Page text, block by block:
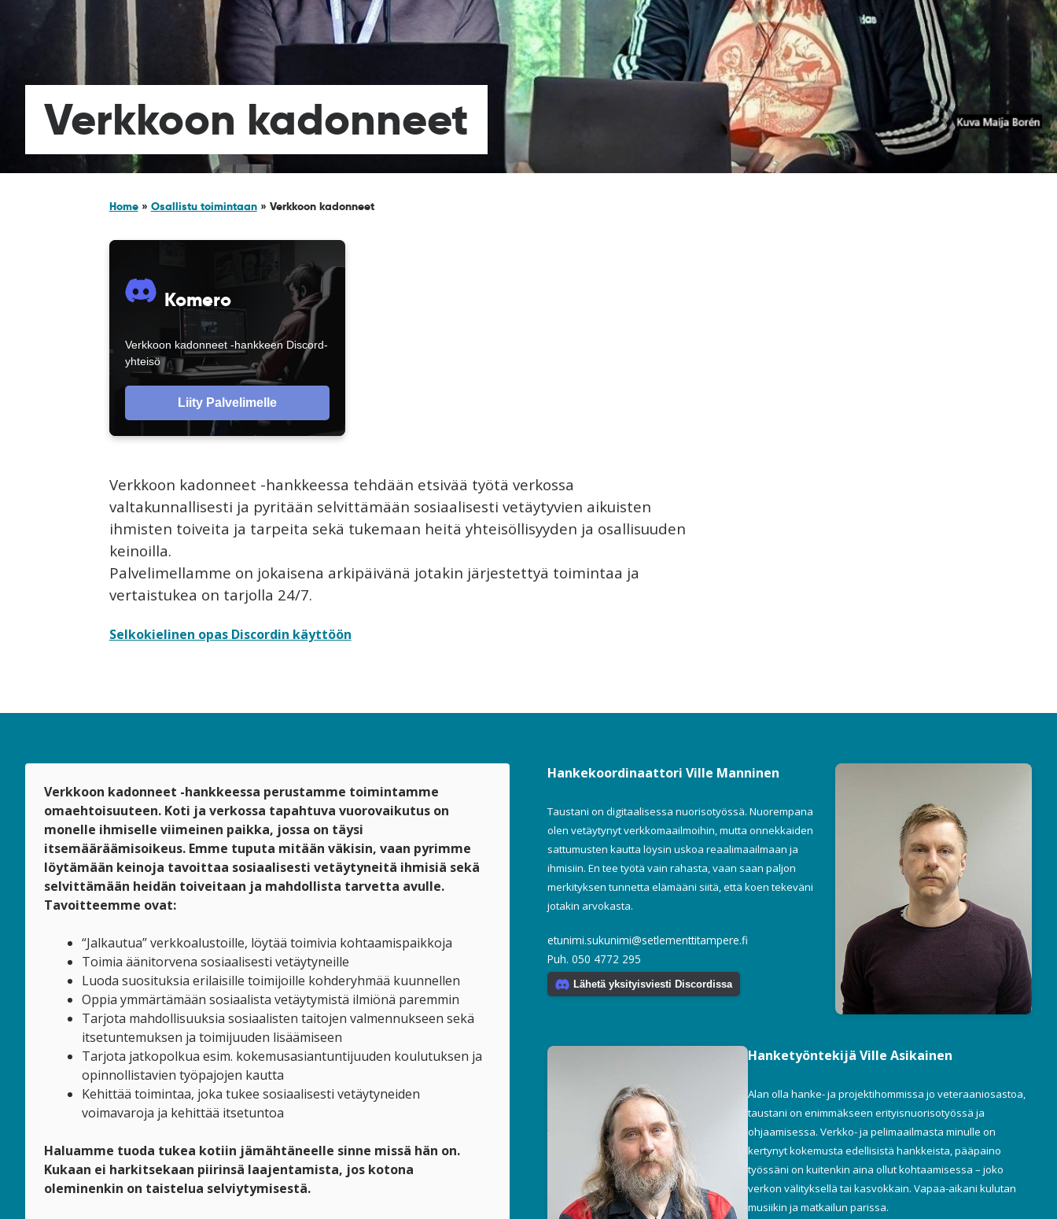
Verkkoon kadonneet
Home» Osallistu toimintaan» Verkkoon kadonneet
Komero
Verkkoon kadonneet -hankkeen Discord-
yhteisö
Liity Palvelimelle
Verkkoon kadonneet -hankkeessa tehdään etsivää työtä verkossa
valtakunnallisesti ja pyritään selvittämään sosiaalisesti vetäytyvien aikuisten
ihmisten toiveita ja tarpeita sekä tukemaan heitä yhteisöllisyyden ja osallisuuden
keinoilla.
Palvelimellamme on jokaisena arkipäivänä jotakin järjestettyä toimintaa ja
vertaistukea on tarjolla 24/7.
Selkokielinen opas Discordin käyttöön
Verkkoon kadonneet -hankkeessa perustamme toimintamme
omaehtoisuuteen. Koti ja verkossa tapahtuva vuorovaikutus on
monelle ihmiselle viimeinen paikka, jossa on täysi
itsemääräämisoikeus. Emme tuputa mitään väkisin, vaan pyrimme
löytämään keinoja tavoittaa sosiaalisesti vetäytyneitä ihmisiä sekä
selvittämään heidän toiveitaan ja mahdollista tarvetta avulle.
Tavoitteemme ovat:
“Jalkautua” verkkoalustoille, löytää toimivia kohtaamispaikkoja
Toimia äänitorvena sosiaalisesti vetäytyneille
Luoda suosituksia erilaisille toimijoille kohderyhmää kuunnellen
Oppia ymmärtämään sosiaalista vetäytymistä ilmiönä paremmin
Tarjota mahdollisuuksia sosiaalisten taitojen valmennukseen sekä
itsetuntemuksen ja toimijuuden lisäämiseen
Tarjota jatkopolkua esim. kokemusasiantuntijuuden koulutuksen ja
opinnollistavien työpajojen kautta
Kehittää toimintaa, joka tukee sosiaalisesti vetäytyneiden
voimavaroja ja kehittää itsetuntoa
Haluamme tuoda tukea kotiin jämähtäneelle sinne missä hän on.
Kukaan ei harkitsekaan piirinsä laajentamista, jos kotona
oleminenkin on taistelua selviytymisestä.
Hankekoordinaattori Ville Manninen
Taustani on digitaalisessa nuorisotyössä. Nuorempana
olen vetäytynyt verkkomaailmoihin, mutta onnekkaiden
sattumusten kautta löysin uskoa reaalimaailmaan ja
ihmisiin. En tee työtä vain rahasta, vaan saan paljon
merkityksen tunnetta elämääni siitä, että koen tekeväni
jotakin arvokasta.
etunimi.sukunimi@setlementtitampere.fi
Puh. 050 4772 295
Lähetä yksityisviesti Discordissa
Hanketyöntekijä Ville Asikainen
Alan olla hanke- ja projektihommissa jo veteraaniosastoa,
taustani on enimmäkseen erityisnuorisotyössä ja
ohjaamisessa. Verkko- ja pelimaailmasta minulle on
kertynyt kokemusta edellisistä hankkeista, pääpaino
työssäni on kuitenkin aina ollut kohtaamisessa – joko
verkon välityksellä tai kasvokkain. Vapaa-aikani kulutan
musiikin ja matkailun parissa.